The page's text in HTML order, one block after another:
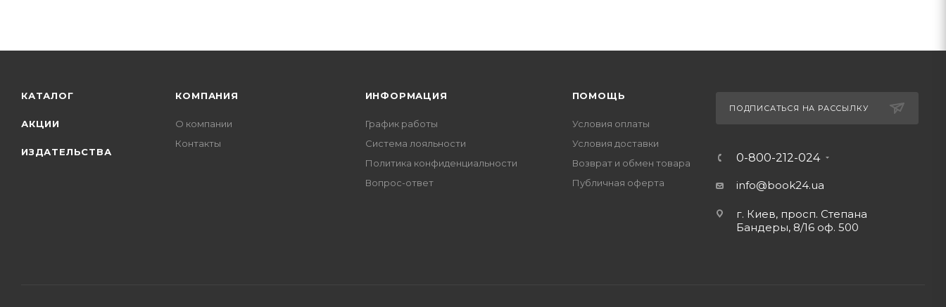
КАТАЛОГ
АКЦИИ
ИЗДАТЕЛЬСТВА
КОМПАНИЯ
О компании
Контакты
ИНФОРМАЦИЯ
График работы
Система лояльности
Политика конфиденциальности
Вопрос-ответ
ПОМОЩЬ
Условия оплаты
Условия доставки
Возврат и обмен товара
Публичная оферта
ПОДПИСАТЬСЯ НА РАССЫЛКУ
0-800-212-024
info@book24.ua
г. Киев, просп. Степана
Бандеры, 8/16 оф. 500